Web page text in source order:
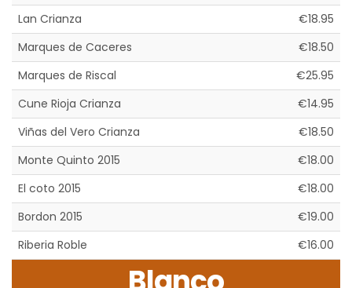
Lan Crianza
€18.95
Marques de Caceres
€18.50
Marques de Riscal
€25.95
Cune Rioja Crianza
€14.95
Viñas del Vero Crianza
€18.50
Monte Quinto 2015
€18.00
El coto 2015
€18.00
Bordon 2015
€19.00
Riberia Roble
€16.00